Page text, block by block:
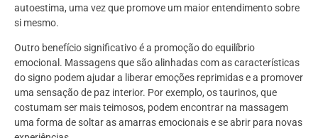
autoestima, uma vez que promove um maior entendimento sobre
si mesmo.
Outro benefício significativo é a promoção do equilíbrio
emocional. Massagens que são alinhadas com as características
do signo podem ajudar a liberar emoções reprimidas e a promover
uma sensação de paz interior. Por exemplo, os taurinos, que
costumam ser mais teimosos, podem encontrar na massagem
uma forma de soltar as amarras emocionais e se abrir para novas